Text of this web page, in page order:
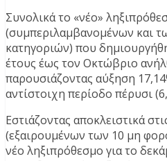
Συνολικά το «νέο»
(συμπεριλαμβανομένων και
κατηγοριών) που
έτους έως τον Οκτώβριο
παρουσιάζοντας αύξηση
αντίστοιχη περίοδο πέρυσι
Εστιάζοντας αποκλειστικά
(εξαιρουμένων των 10 μη
νέο ληξιπρόθεσμο για το